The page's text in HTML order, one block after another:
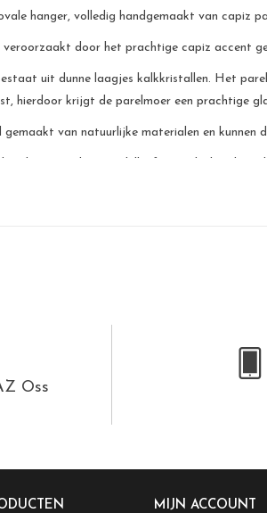
hanger, volledig handgemaakt van capiz
door het prachtige capiz accent
uit dunne laagjes kalkkristallen. Het
hierdoor krijgt de parelmoer een prachtige
van natuurlijke materialen en kunnen
Oss
MIJN ACCOUNT